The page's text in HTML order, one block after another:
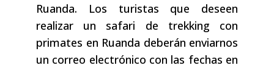
Ruanda. Los turistas que deseen
realizar un safari de trekking con
primates en Ruanda deberán enviarnos
un correo electrónico con las fechas en